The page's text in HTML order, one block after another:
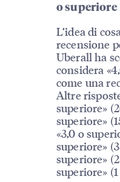
o superiore
L’idea di
recensione
Uberall ha
considera
come una
Altre
superiore»
superiore»
«3,0 o
superiore»
superiore»
superiore» (1